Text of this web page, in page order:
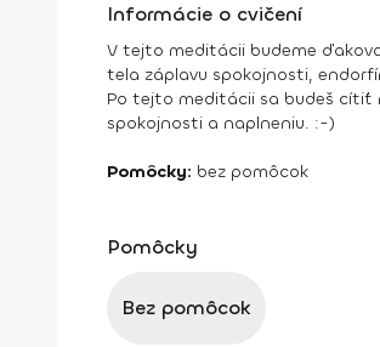
Informácie o cvičení
V tejto meditácii budeme
tela záplavu spokojnosti,
Po tejto meditácii sa budeš cítiť
spokojnosti a naplneniu. :-)
Pomôcky: bez pomôcok
Pomôcky
Bez pomôcok